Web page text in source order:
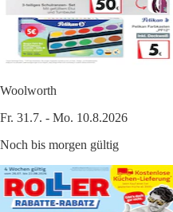
Woolworth
Fr. 31.7. - Mo. 10.8.2026
Noch bis morgen gültig